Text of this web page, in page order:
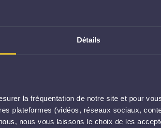
Détails
la fréquentation de notre site et pour
plateformes (vidéos, réseaux sociaux,
nous vous laissons le choix de les